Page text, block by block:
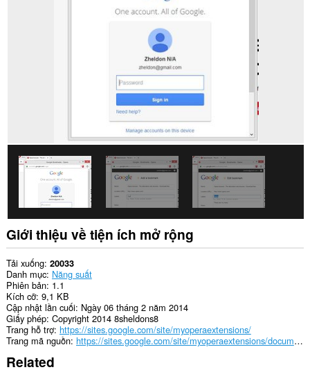
Giới thiệu về tiện ích mở rộng
Tải xuống 20033
Danh mục Năng suất
Phiên bản 1.1
Kích cỡ 9,1 KB
Cập nhật lần cuối Ngày 06 tháng 2 năm 2014
Giấy phép Copyright 2014 8sheldons8
Trang hỗ trợ https://sites.google.com/site/myoperaextensions/
Trang mã nguồn
https://sites.google.com/site/myoperaextensions/documents/source
Related